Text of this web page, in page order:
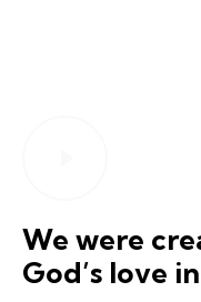
We were
God’s love